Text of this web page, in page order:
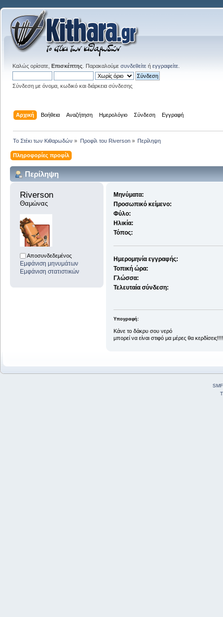
Καλώς ορίσατε, Επισκέπτης . Παρακαλούμε συνδεθείτε ή εγγραφείτε
Σύνδεση με όνομα, κωδικό και διάρκεια σύνδεσης
Αρχική Βοήθεια Αναζήτηση Ημερολόγιο Σύνδεση Εγγραφή
Το Στέκι των Κιθαρωδών » Προφίλ του Riverson» Περίληψη
Πληροφορίες προφίλ
Περίληψη
Riverson
Θαμώνας
Αποσυνδεδεμένος
Εμφάνιση μηνυμάτων
Εμφάνιση στατιστικών
Μηνύματα:
Προσωπικό κείμενο:
Φύλο:
Ηλικία:
Τόπος:
Ημερομηνία εγγραφής:
Τοπική ώρα:
Γλώσσα:
Τελευταία σύνδεση:
Υπογραφή:
Κάνε το δάκρυ σου νερό
μπορεί να είναι στιφό μα μέρες θα